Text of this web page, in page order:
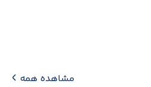
مشاهده همه